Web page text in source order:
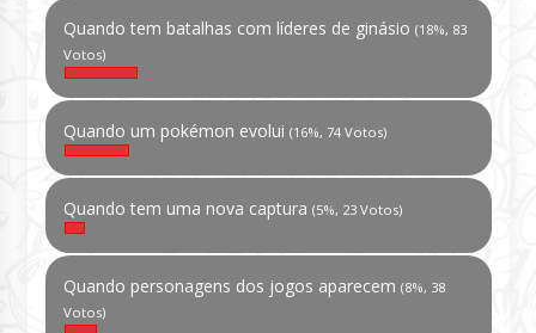
Quando tem batalhas com líderes de ginásio (18%, 83
Votos)
Quando um pokémon evolui (16%, 74 Votos)
Quando tem uma nova captura (5%, 23 Votos)
Quando personagens dos jogos aparecem (8%, 38
Votos)